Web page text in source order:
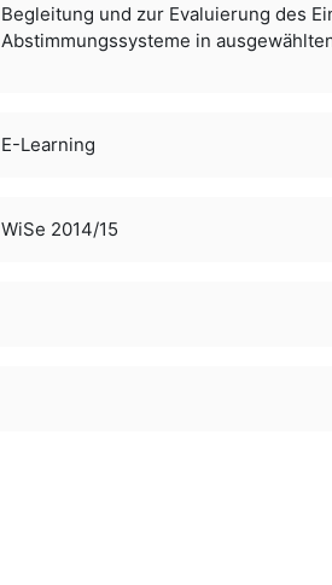
Begleitung und zur Evaluierung des
Abstimmungssysteme in
E-Learning
WiSe 2014/15